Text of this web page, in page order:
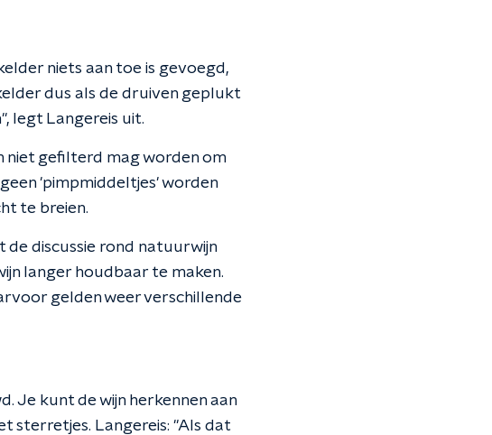
niets aan toe is gevoegd,
dus als de druiven geplukt
legt Langereis uit.
niet gefilterd mag worden om
'pimpmiddeltjes' worden
te breien.
discussie rond natuurwijn
langer houdbaar te maken.
gelden weer verschillende
Je kunt de wijn herkennen aan
sterretjes. Langereis: "Als dat